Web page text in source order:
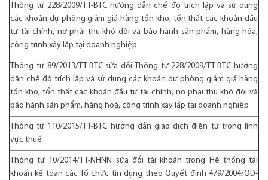
Thông tư 228/2009/TT-BTC hướng dẫn chế độ trích lập và sử dụng
các khoản dự phòng giảm giá hàng tồn kho, tổn thất các khoản đầu
tư tài chính, nợ phải thu khó đòi và bảo hành sản phẩm, hàng hóa,
công trình xây lắp tại doanh nghiệp
Thông tư 89/2013/TT-BTCsửa đổi Thông tư 228/2009/TT-BTC hướng
dẫn chế độ trích lập và sử dụng các khoản dự phòng giảm giá hàng
tồn kho, tổn thất các khoản đầu tư tài chính, nợ phải thu khó đòi và
bảo hành sản phẩm, hàng hoá, công trình xây lắp tại doanh nghiệp
Thông tư 110/2015/TT-BTC hướng dẫn giao dịch điện tử trong lĩnh
vực thuế
Thông tư 10/2014/TT-NHNN sửa đổi tài khoản trong Hệ thống tài
khoản kế toán các Tổ chức tín dụng theo Quyết định 479/2004/QĐ-